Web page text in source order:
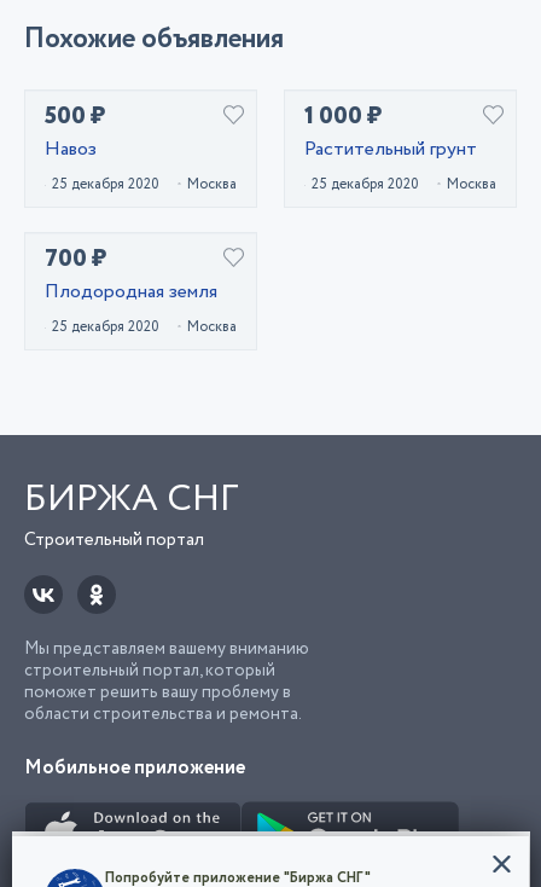
Похожие объявления
500 ₽
Навоз
25 декабря 2020 Москва
1 000 ₽
Растительный грунт
25 декабря 2020 Москва
700 ₽
Плодородная земля
25 декабря 2020 Москва
БИРЖА СНГ
Строительный портал
Мы представляем вашему вниманию
строительный портал, который
поможет решить вашу проблему в
области строительства и ремонта.
Мобильное приложение
Конфиденциальность
Попробуйте приложение "Биржа СНГ"